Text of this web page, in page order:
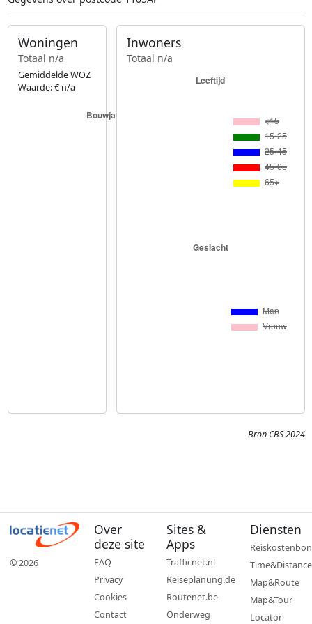
Woningen
Totaal n/a
Gemiddelde WOZ
Waarde: € n/a
Inwoners
Totaal n/a
Bron CBS 2024
© 2026
Over
deze site
FAQ
Privacy
Cookies
Contact
Sites &
Apps
Trafficnet.nl
Reiseplanung.de
Routenet.be
Onderweg
Diensten
Reiskostenbon
Time&Distance
Map&Route
Map&Tour
Locator